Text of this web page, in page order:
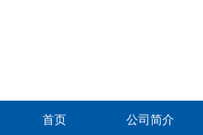
首页 公司简介